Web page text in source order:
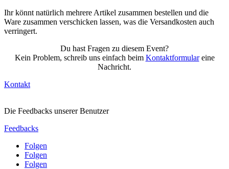
Ihr könnt natürlich mehrere Artikel zusammen bestellen und die
Ware zusammen verschicken lassen, was die Versandkosten auch
verringert.
Du hast Fragen zu diesem Event?
Kein Problem, schreib uns einfach beim Kontaktformulareine
Nachricht.
Kontakt
Die Feedbacks unserer Benutzer
Feedbacks
Folgen
Folgen
Folgen